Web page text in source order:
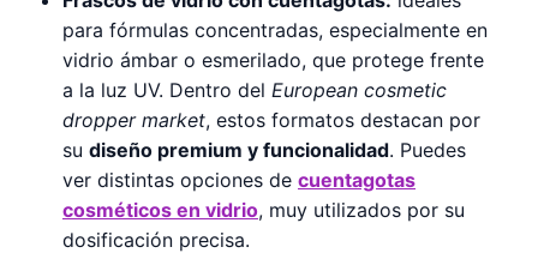
para fórmulas concentradas, especialmente en
vidrio ámbar o esmerilado, que protege frente
a la luz UV. Dentro del European cosmetic
dropper market, estos formatos destacan por
su diseño premium y funcionalidad. Puedes
ver distintas opciones de cuentagotas
cosméticos en vidrio, muy utilizados por su
dosificación precisa.